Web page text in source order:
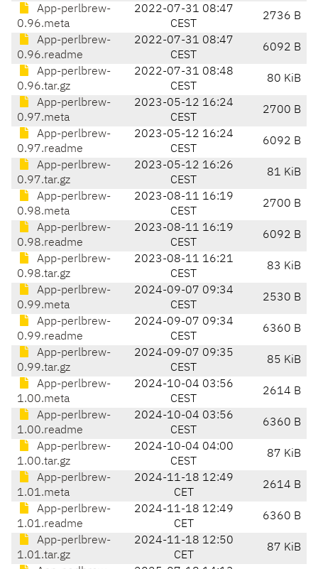
App-perlbrew-
0.96.meta
2022-07-31 08:47
CEST
2736 B
App-perlbrew-
0.96.readme
2022-07-31 08:47
CEST
6092 B
App-perlbrew-
0.96.tar.gz
2022-07-31 08:48
CEST
80 KiB
App-perlbrew-
0.97.meta
2023-05-12 16:24
CEST
2700 B
App-perlbrew-
0.97.readme
2023-05-12 16:24
CEST
6092 B
App-perlbrew-
0.97.tar.gz
2023-05-12 16:26
CEST
81 KiB
App-perlbrew-
0.98.meta
2023-08-11 16:19
CEST
2700 B
App-perlbrew-
0.98.readme
2023-08-11 16:19
CEST
6092 B
App-perlbrew-
0.98.tar.gz
2023-08-11 16:21
CEST
83 KiB
App-perlbrew-
0.99.meta
2024-09-07 09:34
CEST
2530 B
App-perlbrew-
0.99.readme
2024-09-07 09:34
CEST
6360 B
App-perlbrew-
0.99.tar.gz
2024-09-07 09:35
CEST
85 KiB
App-perlbrew-
1.00.meta
2024-10-04 03:56
CEST
2614 B
App-perlbrew-
1.00.readme
2024-10-04 03:56
CEST
6360 B
App-perlbrew-
1.00.tar.gz
2024-10-04 04:00
CEST
87 KiB
App-perlbrew-
1.01.meta
2024-11-18 12:49
CET
2614 B
App-perlbrew-
1.01.readme
2024-11-18 12:49
CET
6360 B
App-perlbrew-
1.01.tar.gz
2024-11-18 12:50
CET
87 KiB